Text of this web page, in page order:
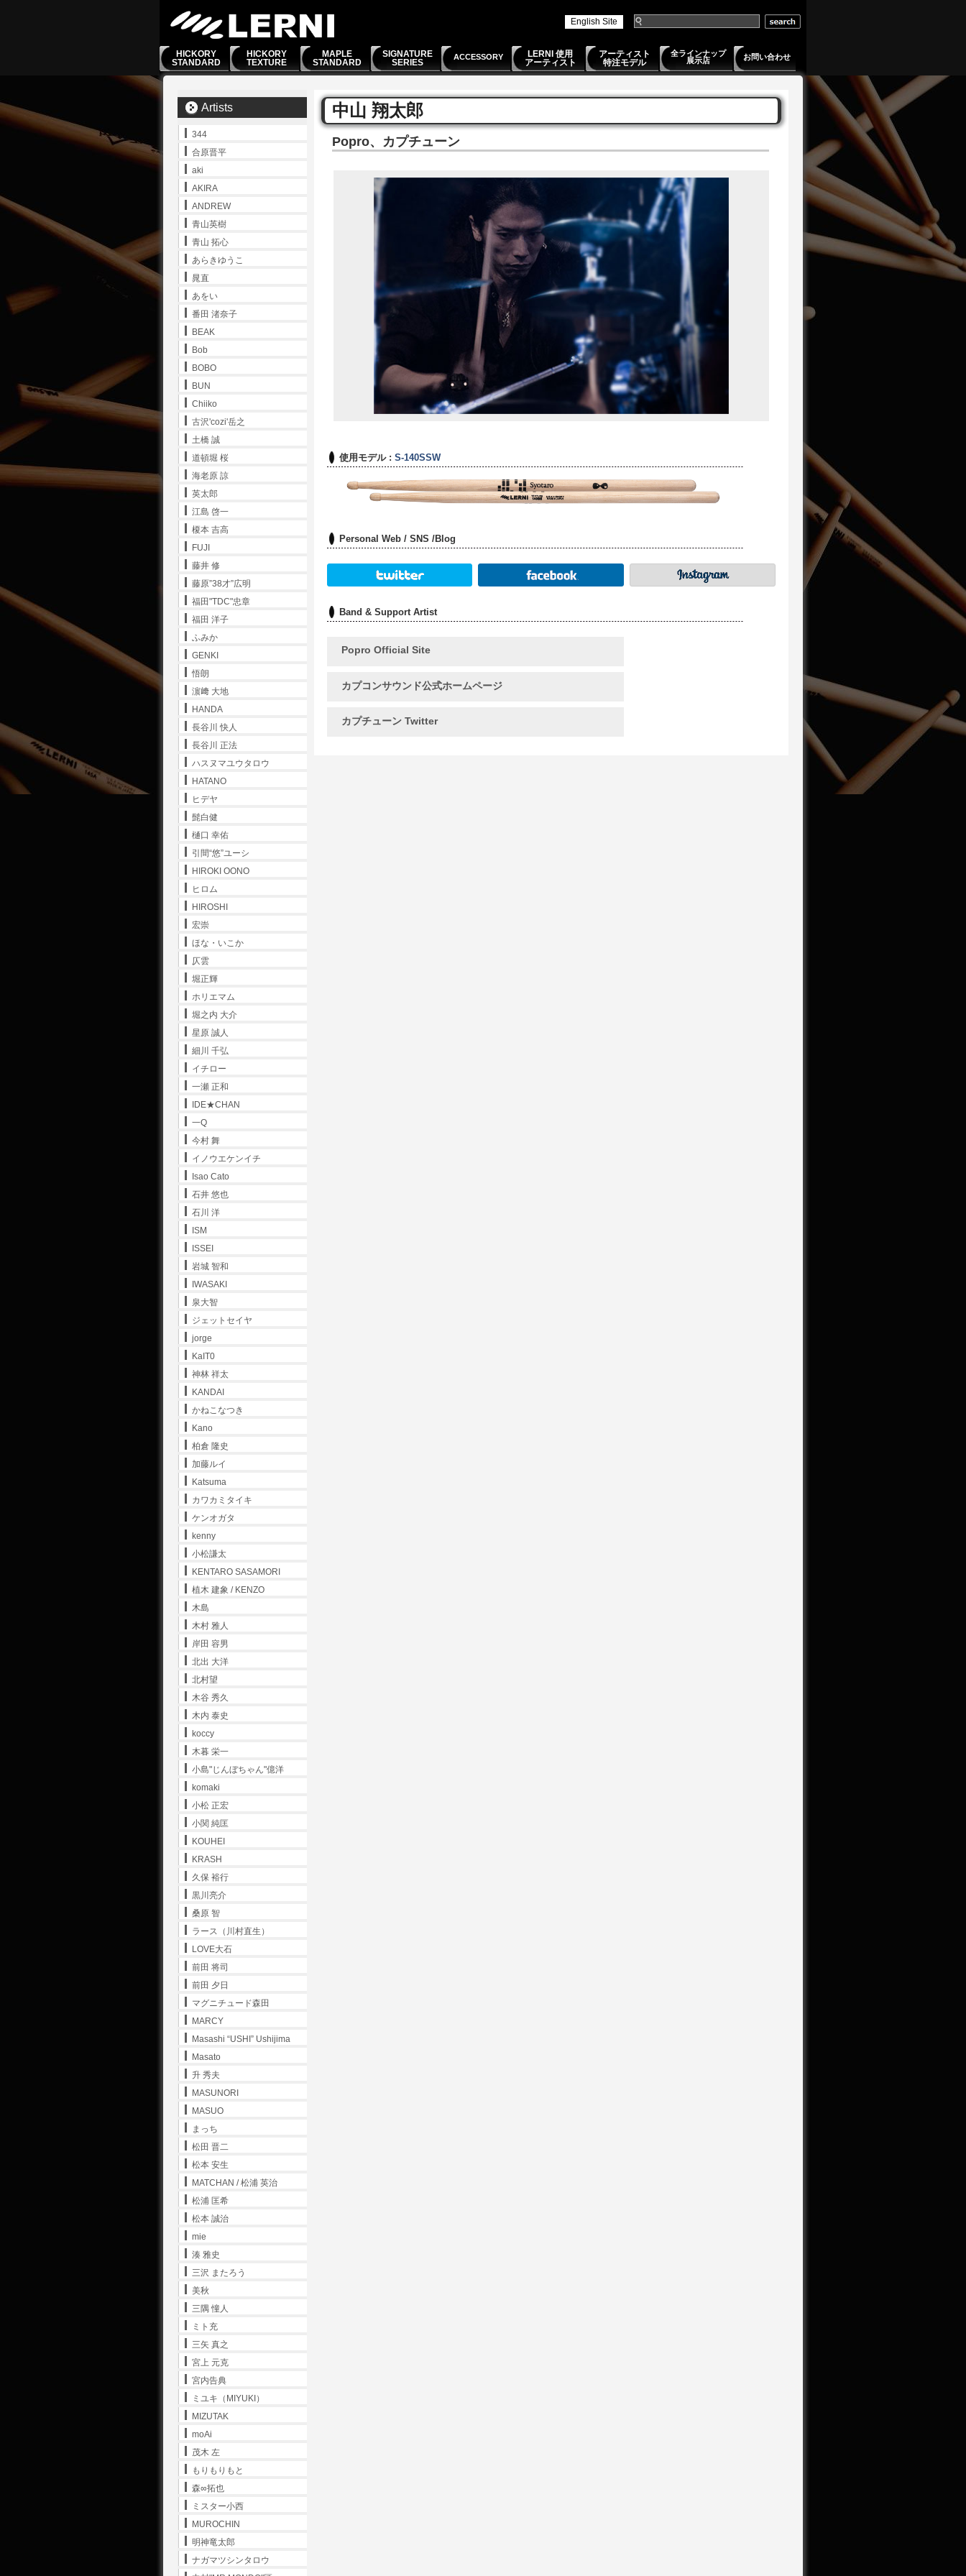
English Site
HICKORY
STANDARD
HICKORY
TEXTURE
MAPLE
STANDARD
SIGNATURE
SERIES
ACCESSORY
LERNI 使用
アーティスト
アーティスト
特注モデル
全ラインナップ
展示店
お問い合わせ
中山 翔太郎
Popro、カプチューン
使用モデル : S-140SSW
Personal Web / SNS /Blog
Band & Support Artist
Popro Official Site
カプコンサウンド公式ホームページ
カプチューン Twitter
Artists
344
合原晋平
aki
AKIRA
ANDREW
青山英樹
青山 拓心
あらきゆうこ
晁直
あをい
番田 渚奈子
BEAK
Bob
BOBO
BUN
Chiiko
古沢'cozi'岳之
土橋 誠
道頓堀 桜
海老原 諒
英太郎
江島 啓一
榎本 吉高
FUJI
藤井 修
藤原”38才”広明
福田"TDC"忠章
福田 洋子
ふみか
GENKI
悟朗
濵﨑 大地
HANDA
長谷川 快人
長谷川 正法
ハスヌマユウタロウ
HATANO
ヒデヤ
髭白健
樋口 幸佑
引間“悠”ユーシ
HIROKI OONO
ヒロム
HIROSHI
宏崇
ほな・いこか
仄雲
堀正輝
ホリエマム
堀之内 大介
星原 誠人
細川 千弘
イチロー
一瀬 正和
IDE★CHAN
一Q
今村 舞
イノウエケンイチ
Isao Cato
石井 悠也
石川 洋
ISM
ISSEI
岩城 智和
IWASAKI
泉大智
ジェットセイヤ
jorge
KaIT0
神林 祥太
KANDAI
かねこなつき
Kano
柏倉 隆史
加藤ルイ
Katsuma
カワカミタイキ
ケンオガタ
kenny
小松謙太
KENTARO SASAMORI
植木 建象 / KENZO
木島
木村 雅人
岸田 容男
北出 大洋
北村望
木谷 秀久
木内 泰史
koccy
木暮 栄一
小島"じんぼちゃん"億洋
komaki
小松 正宏
小関 純匡
KOUHEI
KRASH
久保 裕行
黒川亮介
桑原 智
ラース（川村直生）
LOVE大石
前田 将司
前田 夕日
マグニチュード森田
MARCY
Masashi “USHI” Ushijima
Masato
升 秀夫
MASUNORI
MASUO
まっち
松田 晋二
松本 安生
MATCHAN / 松浦 英治
松浦 匡希
松本 誠治
mie
湊 雅史
三沢 またろう
美秋
三隅 憧人
ミト充
三矢 真之
宮上 元克
宮内告典
ミユキ（MIYUKI）
MIZUTAK
moAi
茂木 左
もりもりもと
森∞拓也
ミスター小西
MUROCHIN
明神竜太郎
ナガマツシンタロウ